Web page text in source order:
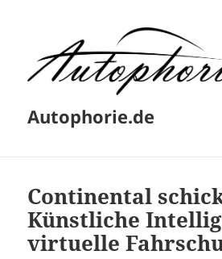
Autophorie.de
Continental
Künstliche
virtuelle